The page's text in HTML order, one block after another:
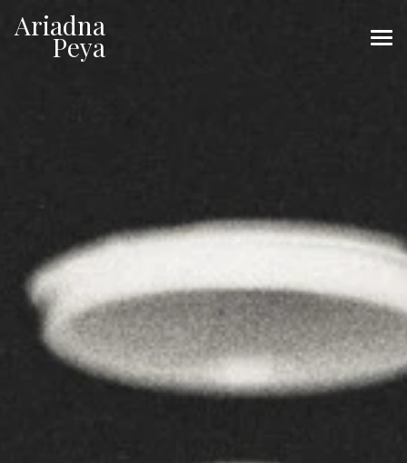
Ariadna
Peya
Ariadna
Peya